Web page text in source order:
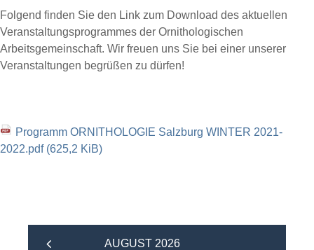
Folgend finden Sie den Link zum Download des aktuellen
Veranstaltungsprogrammes der Ornithologischen
Arbeitsgemeinschaft. Wir freuen uns Sie bei einer unserer
Veranstaltungen begrüßen zu dürfen!
Programm ORNITHOLOGIE Salzburg WINTER 2021-
2022.pdf (625,2 KiB)
AUGUST 2026